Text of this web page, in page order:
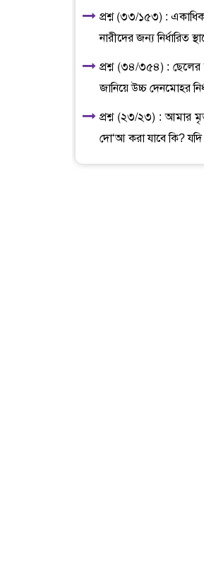
প্রশ্ন (৩৩/১৫৩) : একাধিক
নারীদের জন্য নির্ধারিত
প্রশ্ন (৩৪/৩৫৪) : ছেলের
জানিয়ে উচ্চ দেনমোহর
প্রশ্ন (২৩/২৩) : আমার
দো‘আ করা যাবে কি?